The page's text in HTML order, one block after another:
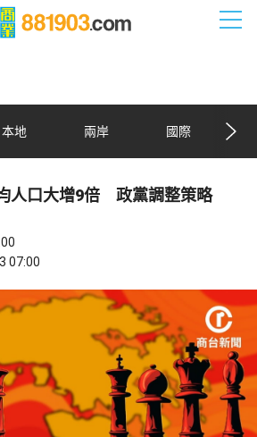
本地 兩岸 國際
人口大增9倍 政黨調整策略
07:00